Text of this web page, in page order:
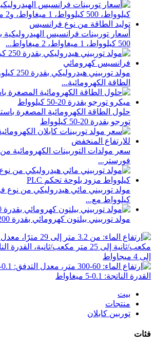
500 كيلوواط، 1 ميغاواط، 2 ميغاواط...
مولد
الطاقة الكهرومائية...
حلول الطاقة الكهرومائية المصغرة
تورجو بقدرة 20-50 كيلوواط
سعر مولدات التوربينات الكهرومائية
فورستر...
كيلوواط مع...
مولد توربيني بيلتون كهرومائي بقدرة 1200 كيلوواط
بيت
منتجات
توربين كابلان
فئات